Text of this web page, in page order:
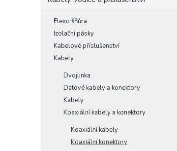
Flexo šňůra
Izolační pásky
Kabelové příslušenství
Kabely
Dvojlinka
Datové kabely a konektory
Kabely
Koaxiální kabely a konektory
Koaxiální kabely
Koaxiální konektory